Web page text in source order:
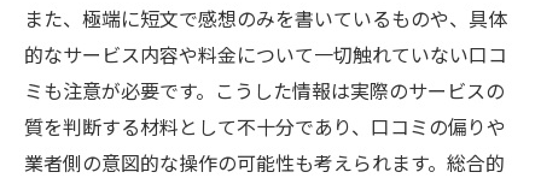
また、極端に短文で感想のみを書いているものや、具体
的なサービス内容や料金について一切触れていない口コ
ミも注意が必要です。こうした情報は実際のサービスの
質を判断する材料として不十分であり、口コミの偏りや
業者側の意図的な操作の可能性も考えられます。総合的